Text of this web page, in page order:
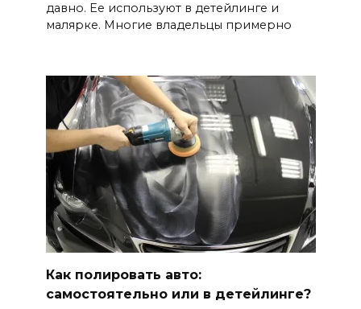
давно. Ее используют в детейлинге и
малярке. Многие владельцы примерно
Как полировать авто:
самостоятельно или в детейлинге?